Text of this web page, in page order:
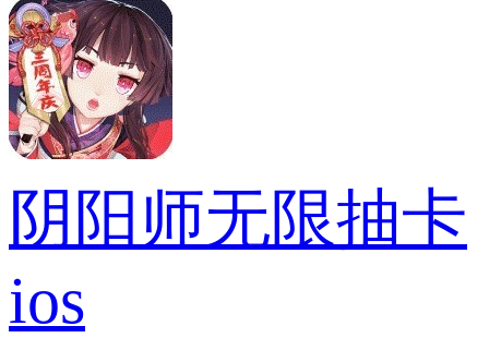
阴阳师无限抽卡
ios